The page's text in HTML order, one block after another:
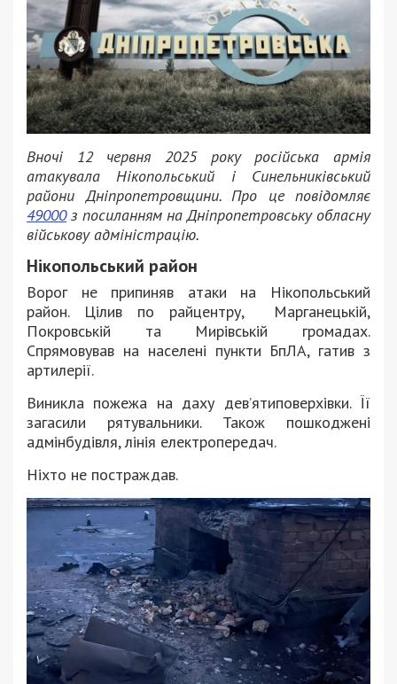
Вночі 12 червня 2025 року російська армія
атакувала Нікопольський і Синельниківський
райони Дніпропетровщини. Про це повідомляє
49000з посиланням на Дніпропетровську обласну
військову адміністрацію.
Нікопольський район
Ворог не припиняв атаки на Нікопольський
район. Цілив по райцентру, Марганецькій,
Покровській та Мирівській громадах.
Спрямовував на населені пункти БпЛА, гатив з
артилерії.
Виникла пожежа на даху дев’ятиповерхівки. Її
загасили рятувальники. Також пошкоджені
адмінбудівля, лінія електропередач.
Ніхто не постраждав.